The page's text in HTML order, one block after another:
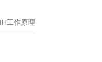
工作原理